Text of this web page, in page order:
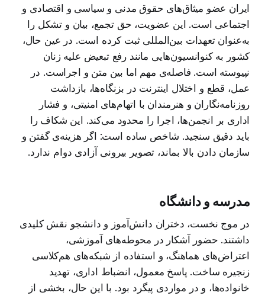
ایران عضو میثاق‌های حقوق مدنی و سیاسی و اقتصادی و
اجتماعی است. این عضویت، حق تجمع، بیان و تشکل را
به‌عنوان تعهدات بین‌المللی ثبت کرده است. در عین حال،
کشور به کنوانسیون‌هایی مانند رفع تبعیض علیه زنان
نپیوسته است. فاصله‌ی مهم اما بین متن و اجراست. در
عمل، قطع و اختلال اینترنت در بزنگاه‌ها، بازداشت
روزنامه‌نگاران و هنرمندان با اتهام‌های امنیتی، و فشار
اداری بر انجمن‌ها، اجرا را محدود می‌کند. این شکاف را
باید دقیق سنجید. شاخص ساده است: اگر هزینه‌ی گفتن و
سازمان دادن بالا بماند، تصویر بیرونی آزادی دوام ندارد.
مدرسه و دانشگاه
در موج نخست، دختران دانش‌آموز و دانشجو نقش کلیدی
داشتند. حضور آشکار در محوطه‌های آموزشی،
اعتراض‌های هماهنگ، و استفاده از شبکه‌های هم‌کلاسی
زنجیره ساخت. پاسخ معمول، انضباط اداری، تهدید
خانواده‌ها، و در مواردی پیگرد بود. با این حال، بخشی از